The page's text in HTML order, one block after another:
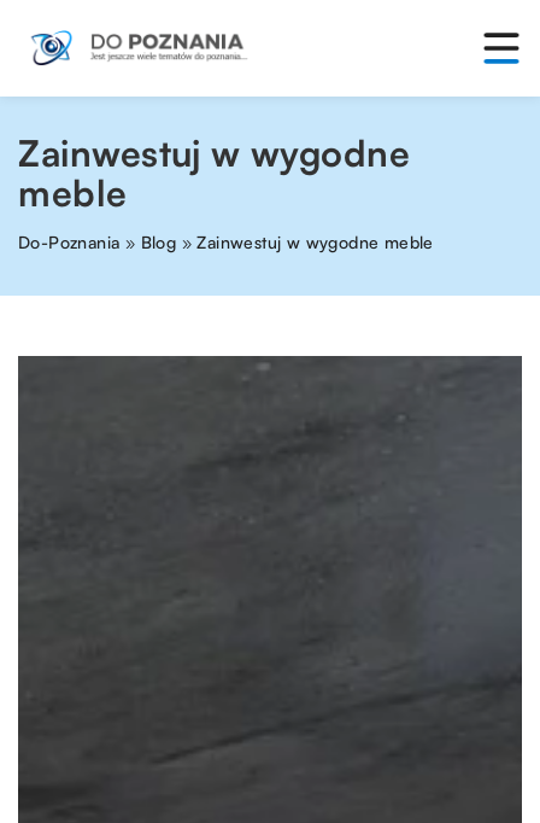
Zainwestuj w wygodne
meble
Do-Poznania » Blog »Zainwestuj w wygodne meble